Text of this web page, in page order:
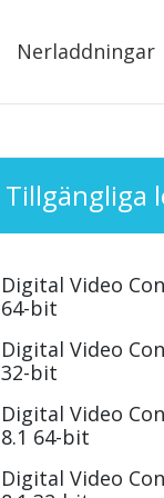
Nerladdningar
Tillgängliga
Digital Video
64-bit
Digital Video
32-bit
Digital Video
8.1 64-bit
Digital Video